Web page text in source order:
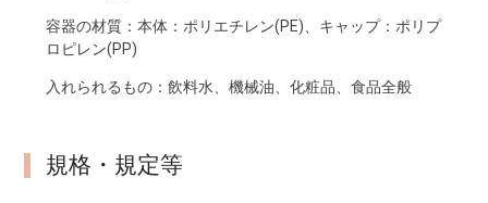
容器の材質：本体：ポリエチレン(PE)、キャップ：ポリプ
ロピレン(PP)
入れられるもの：飲料水、機械油、化粧品、食品全般
規格・規定等